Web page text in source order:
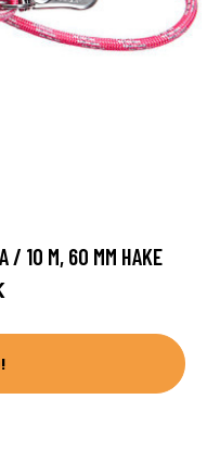
/ 10 M, 60 MM HAKE